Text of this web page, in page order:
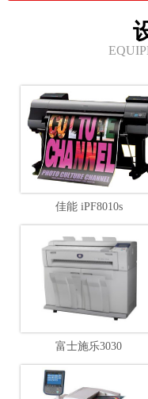
佳能 iPF8010s
富士施乐3030